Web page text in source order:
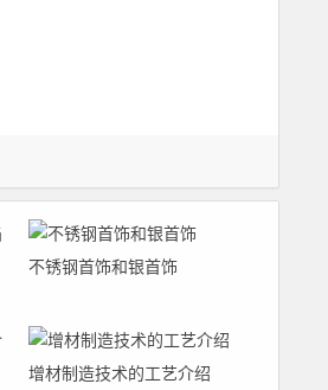
不锈钢首饰和银首饰
增材制造技术的工艺介绍